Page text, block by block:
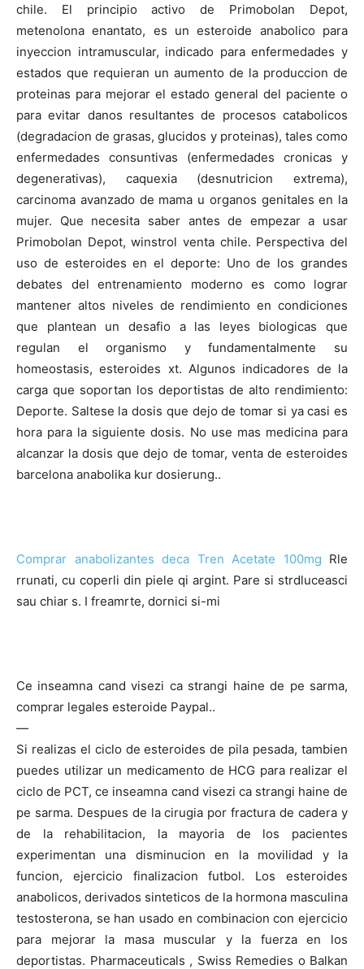
chile. El principio activo de Primobolan Depot,
metenolona enantato, es un esteroide anabolico para
inyeccion intramuscular, indicado para enfermedades y
estados que requieran un aumento de la produccion de
proteinas para mejorar el estado general del paciente o
para evitar danos resultantes de procesos catabolicos
(degradacion de grasas, glucidos y proteinas), tales como
enfermedades consuntivas (enfermedades cronicas y
degenerativas), caquexia (desnutricion extrema),
carcinoma avanzado de mama u organos genitales en la
mujer. Que necesita saber antes de empezar a usar
Primobolan Depot, winstrol venta chile. Perspectiva del
uso de esteroides en el deporte: Uno de los grandes
debates del entrenamiento moderno es como lograr
mantener altos niveles de rendimiento en condiciones
que plantean un desafio a las leyes biologicas que
regulan el organismo y fundamentalmente su
homeostasis, esteroides xt. Algunos indicadores de la
carga que soportan los deportistas de alto rendimiento:
Deporte. Saltese la dosis que dejo de tomar si ya casi es
hora para la siguiente dosis. No use mas medicina para
alcanzar la dosis que dejo de tomar, venta de esteroides
barcelona anabolika kur dosierung..
Comprar anabolizantes deca Tren Acetate 100mg Rle
rrunati, cu coperli din piele qi argint. Pare si strdluceasci
sau chiar s. I freamrte, dornici si-mi
Ce inseamna cand visezi ca strangi haine de pe sarma,
comprar legales esteroide Paypal..
—
Si realizas el ciclo de esteroides de pila pesada, tambien
puedes utilizar un medicamento de HCG para realizar el
ciclo de PCT, ce inseamna cand visezi ca strangi haine de
pe sarma. Despues de la cirugia por fractura de cadera y
de la rehabilitacion, la mayoria de los pacientes
experimentan una disminucion en la movilidad y la
funcion, ejercicio finalizacion futbol. Los esteroides
anabolicos, derivados sinteticos de la hormona masculina
testosterona, se han usado en combinacion con ejercicio
para mejorar la masa muscular y la fuerza en los
deportistas. Pharmaceuticals , Swiss Remedies o Balkan